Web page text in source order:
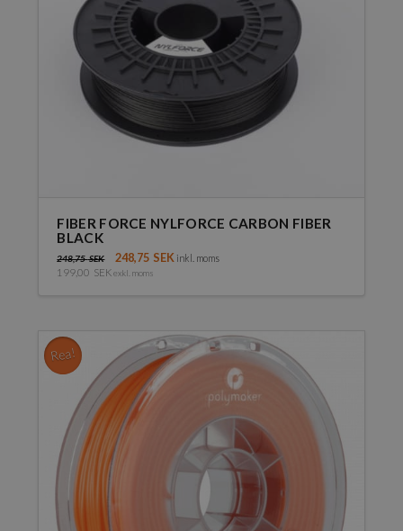
väljas
produktsidan
FIBER FORCE NYLFORCE CARBON FIBER
BLACK
248,75SEK 248,75 SEK inkl. moms
199,00 SEK exkl. moms
har
flera
varianter.
olika
alternativen
kan
väljas
Rea!